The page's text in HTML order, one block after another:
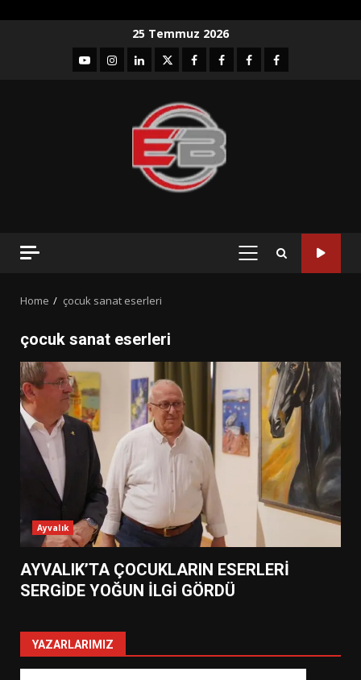
25 Temmuz 2026
YouTubeInstagram
LinkedIntwitterfacebook-Facebook-
Facebook-Facebook-
PRIMARY
Home çocuk sanat eserleri
çocuk sanat eserleri
Ayvalık
AYVALIK’TA ÇOCUKLARIN ESERLERİ
SERGİDE YOĞUN İLGİ GÖRDÜ
YAZARLARIMIZ